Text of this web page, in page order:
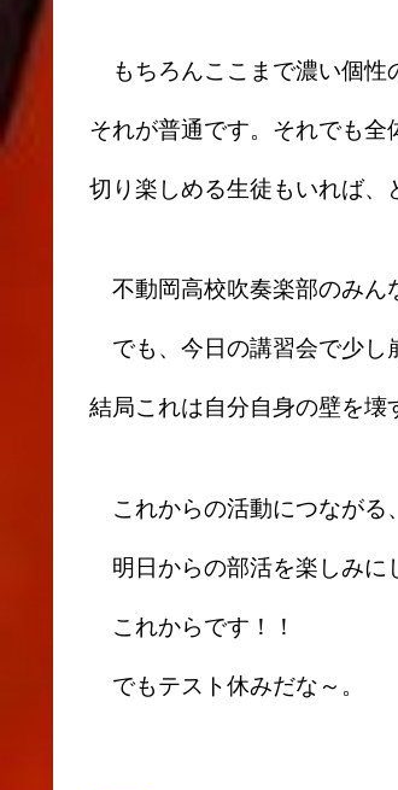
もちろんここまで濃い個性
それが普通です。それでも
切り楽しめる生徒もいれば、
不動岡高校吹奏楽部のみん
でも、今日の講習会で少し
結局これは自分自身の壁を壊
これからの活動につながる
明日からの部活を楽しみに
これからです！！
でもテスト休みだな～。